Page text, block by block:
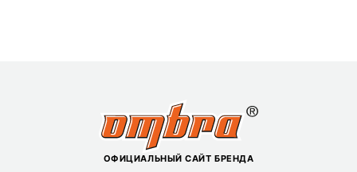
ОФИЦИАЛЬНЫЙ САЙТ БРЕНДА